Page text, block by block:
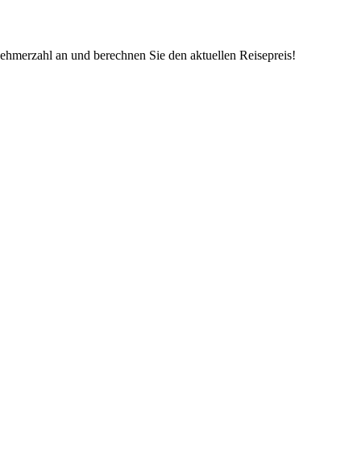
an und berechnen Sie den aktuellen Reisepreis!